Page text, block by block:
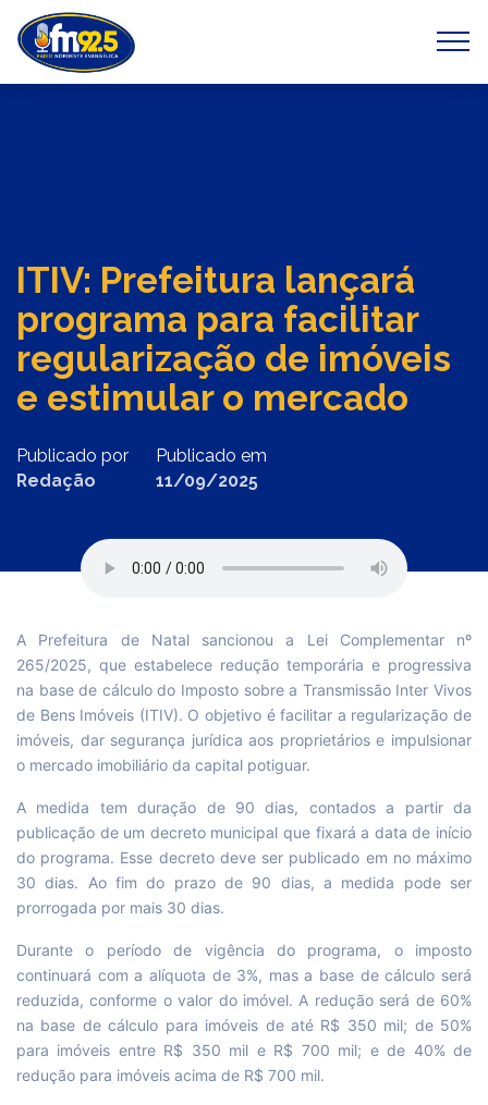
Previous Next
ITIV: Prefeitura lançará
programa para facilitar
regularização de imóveis
e estimular o mercado
Publicado por
Redação
Publicado em
11/09/2025
A Prefeitura de Natal sancionou a Lei Complementar nº
265/2025, que estabelece redução temporária e progressiva
na base de cálculo do Imposto sobre a Transmissão Inter Vivos
de Bens Imóveis (ITIV). O objetivo é facilitar a regularização de
imóveis, dar segurança jurídica aos proprietários e impulsionar
o mercado imobiliário da capital potiguar.
A medida tem duração de 90 dias, contados a partir da
publicação de um decreto municipal que fixará a data de início
do programa. Esse decreto deve ser publicado em no máximo
30 dias. Ao fim do prazo de 90 dias, a medida pode ser
prorrogada por mais 30 dias.
Durante o período de vigência do programa, o imposto
continuará com a alíquota de 3%, mas a base de cálculo será
reduzida, conforme o valor do imóvel. A redução será de 60%
na base de cálculo para imóveis de até R$ 350 mil; de 50%
para imóveis entre R$ 350 mil e R$ 700 mil; e de 40% de
redução para imóveis acima de R$ 700 mil.